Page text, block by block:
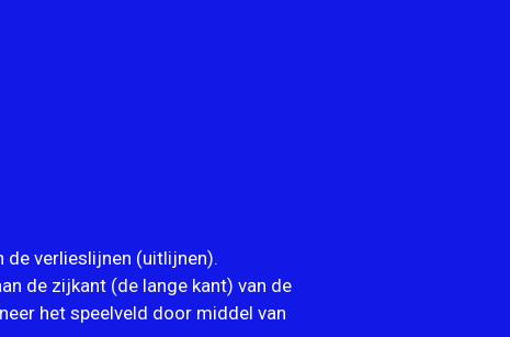
verlieslijnen (uitlijnen).
de zijkant (de lange kant) van de
het speelveld door middel van